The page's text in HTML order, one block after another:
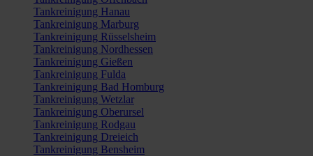
Tankreinigung Hanau
Tankreinigung Marburg
Tankreinigung Rüsselsheim
Tankreinigung Nordhessen
Tankreinigung Gießen
Tankreinigung Fulda
Tankreinigung Bad Homburg
Tankreinigung Wetzlar
Tankreinigung Oberursel
Tankreinigung Rodgau
Tankreinigung Dreieich
Tankreinigung Bensheim